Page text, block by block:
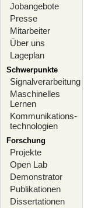
Jobangebote
Presse
Mitarbeiter
Über uns
Lageplan
Schwerpunkte
Signalverarbeitung
Maschinelles
Lernen
Kommunikations-
technologien
Forschung
Projekte
Open Lab
Demonstrator
Publikationen
Dissertationen